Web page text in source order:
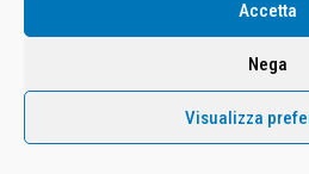
Accetta
Nega
Visualizza